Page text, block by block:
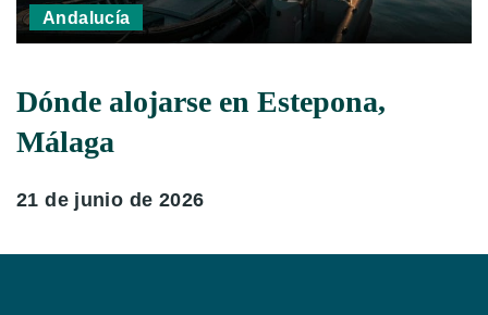
Andalucía
Dónde alojarse en Estepona,
Málaga
21 de junio de 2026